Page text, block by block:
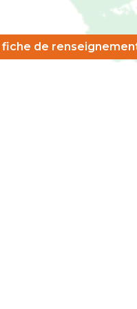
fiche de